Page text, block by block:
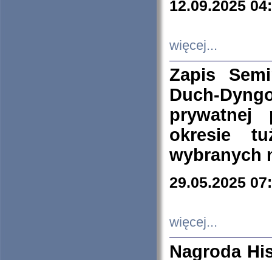
12.09.2025
więcej...
Zapis
Duch-
prywatnej
okresie
wybranych
29.05.2025
więcej...
Nagroda